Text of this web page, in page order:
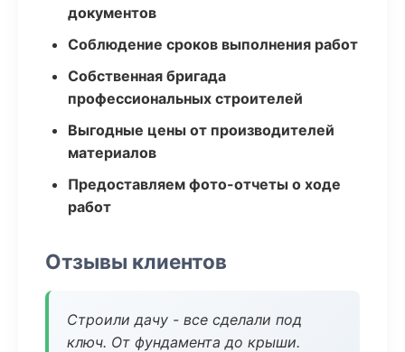
документов
Соблюдение сроков выполнения работ
Собственная бригада
профессиональных строителей
Выгодные цены от производителей
материалов
Предоставляем фото-отчеты о ходе
работ
Отзывы клиентов
Строили дачу - все сделали под
ключ. От фундамента до крыши.